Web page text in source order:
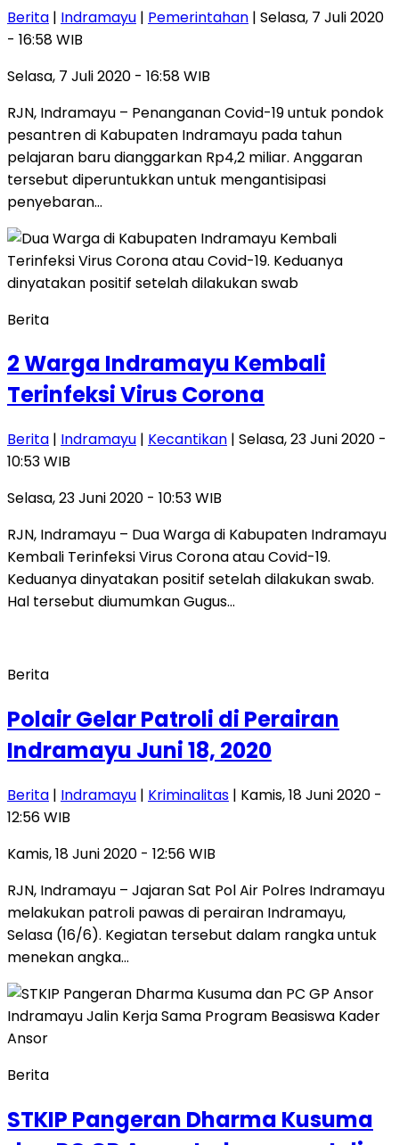
Berita | Indramayu | Pemerintahan | Selasa, 7 Juli 2020
- 16:58 WIB
Selasa, 7 Juli 2020 - 16:58 WIB
RJN, Indramayu – Penanganan Covid-19 untuk pondok
pesantren di Kabupaten Indramayu pada tahun
pelajaran baru dianggarkan Rp4,2 miliar. Anggaran
tersebut diperuntukkan untuk mengantisipasi
penyebaran…
Berita
2 Warga Indramayu Kembali
Terinfeksi Virus Corona
Berita | Indramayu | Kecantikan | Selasa, 23 Juni 2020 -
10:53 WIB
Selasa, 23 Juni 2020 - 10:53 WIB
RJN, Indramayu – Dua Warga di Kabupaten Indramayu
Kembali Terinfeksi Virus Corona atau Covid-19.
Keduanya dinyatakan positif setelah dilakukan swab.
Hal tersebut diumumkan Gugus…
Berita
Polair Gelar Patroli di Perairan
Indramayu Juni 18, 2020
Berita | Indramayu | Kriminalitas | Kamis, 18 Juni 2020 -
12:56 WIB
Kamis, 18 Juni 2020 - 12:56 WIB
RJN, Indramayu – Jajaran Sat Pol Air Polres Indramayu
melakukan patroli pawas di perairan Indramayu,
Selasa (16/6). Kegiatan tersebut dalam rangka untuk
menekan angka…
Berita
STKIP Pangeran Dharma Kusuma